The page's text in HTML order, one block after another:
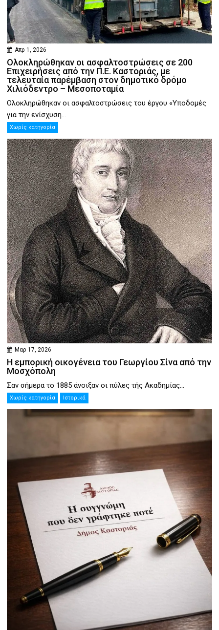
Απρ 1, 2026
Ολοκληρώθηκαν οι ασφαλτοστρώσεις σε 200
Επιχειρήσεις από την Π.Ε. Καστοριάς, με
τελευταία παρέμβαση στον δημοτικό δρόμο
Χιλιόδεντρο – Μεσοποταμία
Ολοκληρώθηκαν οι ασφαλτοστρώσεις του έργου «Υποδομές
για την ενίσχυση...
Χωρίς κατηγορία
Μαρ 17, 2026
Η εμπορική οικογένεια του Γεωργίου Σίνα από την
Μοσχόπολη
Σαν σήμερα το 1885 άνοιξαν οι πύλες τής Ακαδημίας...
Χωρίς κατηγορία Ιστορικά